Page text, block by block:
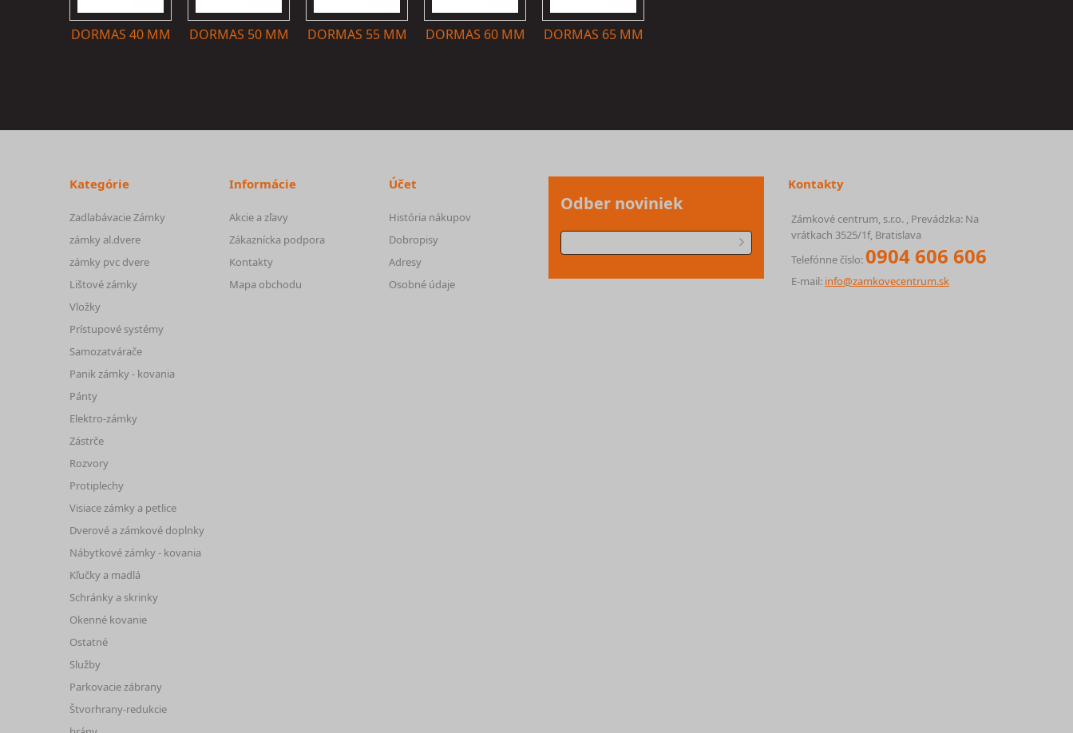
DORMAS 40 MM DORMAS 50 MM DORMAS 55 MM DORMAS 60 MM DORMAS 65 MM
Kategórie
Zadlabávacie Zámky
zámky al.dvere
zámky pvc dvere
Lištové zámky
Vložky
Prístupové systémy
Samozatvárače
Panik zámky - kovania
Pánty
Elektro-zámky
Zástrče
Rozvory
Protiplechy
Visiace zámky a petlice
Dverové a zámkové doplnky
Nábytkové zámky - kovania
Kľučky a madlá
Schránky a skrinky
Okenné kovanie
Ostatné
Služby
Parkovacie zábrany
Štvorhrany-redukcie
Informácie
Akcie a zľavy
Zákaznícka podpora
Kontakty
Mapa obchodu
Účet
História nákupov
Dobropisy
Adresy
Osobné údaje
Odber noviniek
Kontakty
Zámkové centrum, s.r.o. , Prevádzka: Na
vrátkach 3525/1f, Bratislava
Telefónne číslo: 0904 606 606
E-mail: info@zamkovecentrum.sk